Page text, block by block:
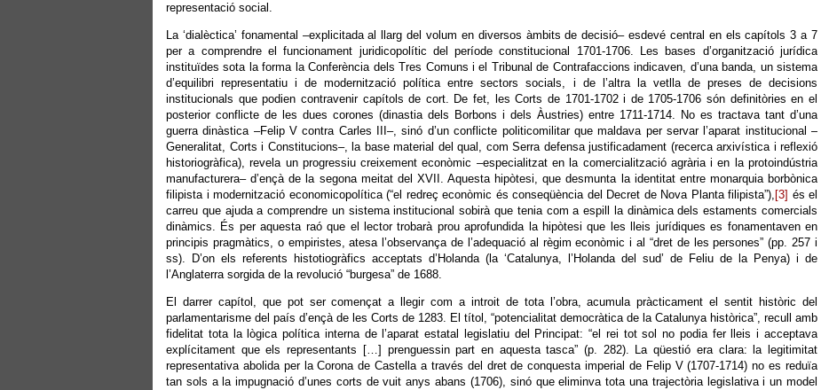
representació social.
La ‘dialèctica’ fonamental –explicitada al llarg del volum en diversos àmbits de decisió– esdevé central en els capítols 3 a 7
per a comprendre el funcionament juridicopolític del període constitucional 1701-1706. Les bases d’organització jurídica
instituïdes sota la forma la Conferència dels Tres Comuns i el Tribunal de Contrafaccions indicaven, d’una banda, un sistema
d’equilibri representatiu i de modernització política entre sectors socials, i de l’altra la vetlla de preses de decisions
institucionals que podien contravenir capítols de cort. De fet, les Corts de 1701-1702 i de 1705-1706 són definitòries en el
posterior conflicte de les dues corones (dinastia dels Borbons i dels Àustries) entre 1711-1714. No es tractava tant d’una
guerra dinàstica –Felip V contra Carles III–, sinó d’un conflicte politicomilitar que maldava per servar l’aparat institucional –
Generalitat, Corts i Constitucions–, la base material del qual, com Serra defensa justificadament (recerca arxivística i reflexió
historiogràfica), revela un progressiu creixement econòmic –especialitzat en la comercialització agrària i en la protoindústria
manufacturera– d’ençà de la segona meitat del XVII. Aquesta hipòtesi, que desmunta la identitat entre monarquia borbònica
filipista i modernització economicopolítica (“el redreç econòmic és conseqüència del Decret de Nova Planta filipista”), [3] és el
carreu que ajuda a comprendre un sistema institucional sobirà que tenia com a espill la dinàmica dels estaments comercials
dinàmics. És per aquesta raó que el lector trobarà prou aprofundida la hipòtesi que les lleis jurídiques es fonamentaven en
principis pragmàtics, o empiristes, atesa l’observança de l’adequació al règim econòmic i al “dret de les persones” (pp. 257 i
ss). D’on els referents histotiogràfics acceptats d’Holanda (la ‘Catalunya, l’Holanda del sud’ de Feliu de la Penya) i de
l’Anglaterra sorgida de la revolució “burgesa” de 1688.
El darrer capítol, que pot ser començat a llegir com a introit de tota l’obra, acumula pràcticament el sentit històric del
parlamentarisme del país d’ençà de les Corts de 1283. El títol, “potencialitat democràtica de la Catalunya històrica”, recull amb
fidelitat tota la lògica política interna de l’aparat estatal legislatiu del Principat: “el rei tot sol no podia fer lleis i acceptava
explícitament que els representants […] prenguessin part en aquesta tasca” (p. 282). La qüestió era clara: la legitimitat
representativa abolida per la Corona de Castella a través del dret de conquesta imperial de Felip V (1707-1714) no es reduïa
tan sols a la impugnació d’unes corts de vuit anys abans (1706), sinó que eliminva tota una trajectòria legislativa i un model